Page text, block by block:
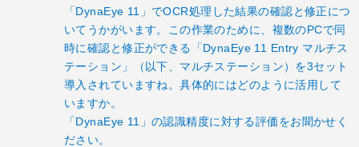
「DynaEye 11」でOCR処理した結果の確認と修正につ
いてうかがいます。この作業のために、複数のPCで同
時に確認と修正ができる「DynaEye 11 Entry マルチス
テーション」（以下、マルチステーション）を3セット
導入されていますね。具体的にはどのように活用して
いますか。
「DynaEye 11」の認識精度に対する評価をお聞かせく
ださい。